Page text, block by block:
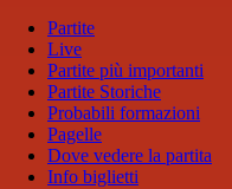
Partite
Live
Partite più importanti
Partite Storiche
Probabili formazioni
Pagelle
Dove vedere la partita
Info biglietti